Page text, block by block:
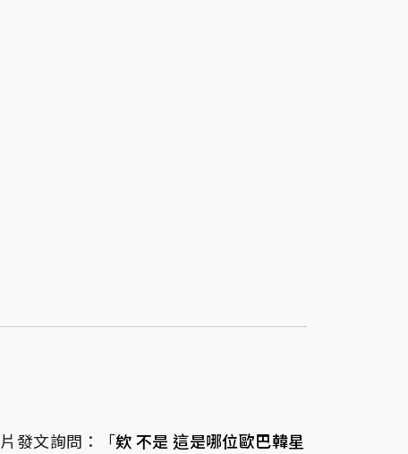
發文詢問：「欸 不是 這是哪位歐巴韓星